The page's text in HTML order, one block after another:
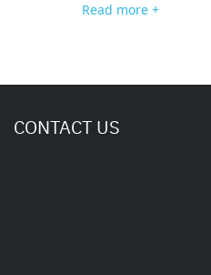
Read more +
CONTACT US